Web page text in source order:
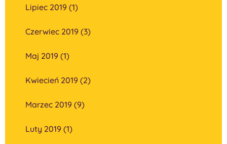
Lipiec 2019 (1)
Czerwiec 2019 (3)
Maj 2019 (1)
Kwiecień 2019 (2)
Marzec 2019 (9)
Luty 2019 (1)